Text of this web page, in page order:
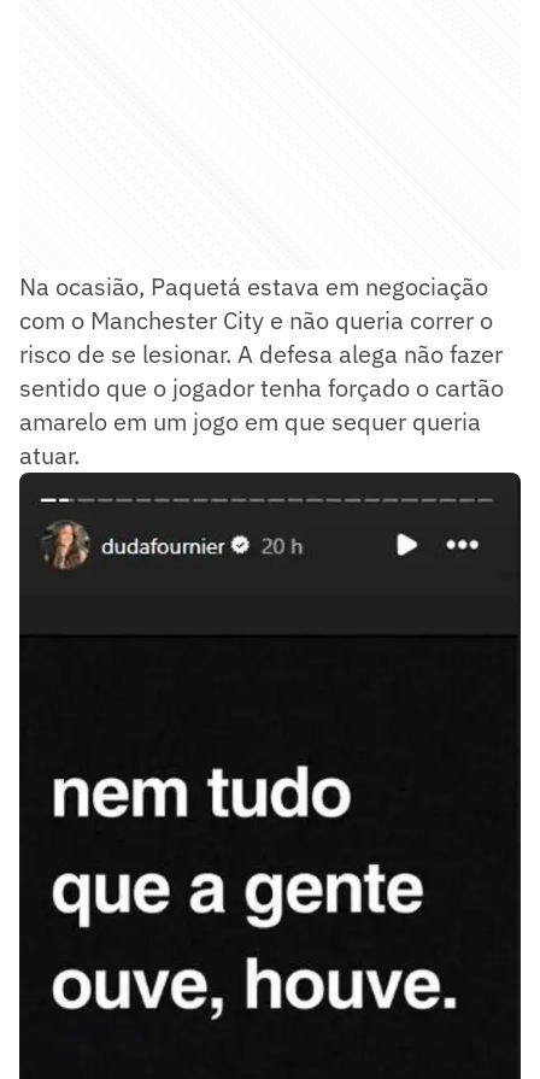
Na ocasião, Paquetá estava em negociação
com o Manchester City e não queria correr o
risco de se lesionar. A defesa alega não fazer
sentido que o jogador tenha forçado o cartão
amarelo em um jogo em que sequer queria
atuar.